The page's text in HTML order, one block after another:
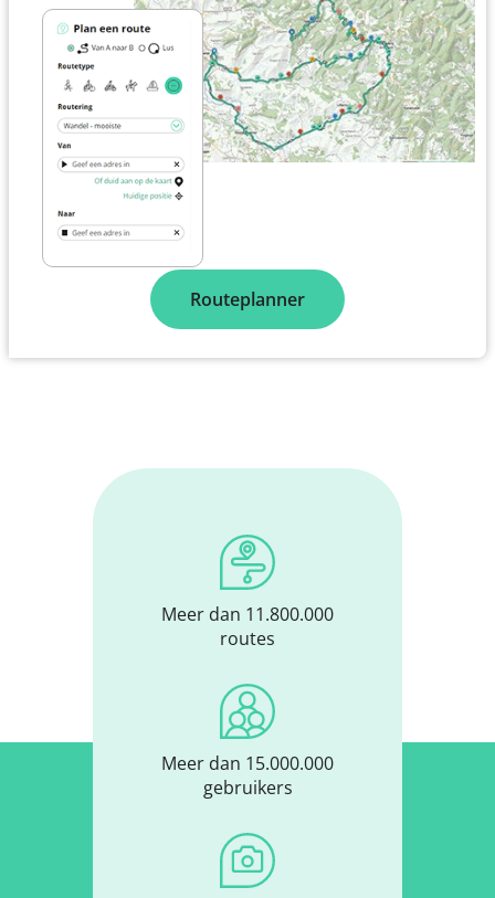
Routeplanner
Meer dan 11.800.000
routes
Meer dan 15.000.000
gebruikers